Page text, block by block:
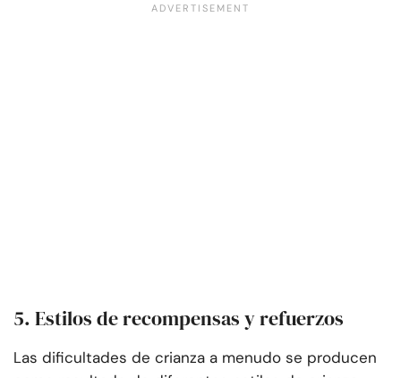
5. Estilos de recompensas y refuerzos
Las dificultades de crianza a menudo se producen